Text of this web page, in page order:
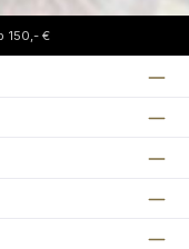
150,- €